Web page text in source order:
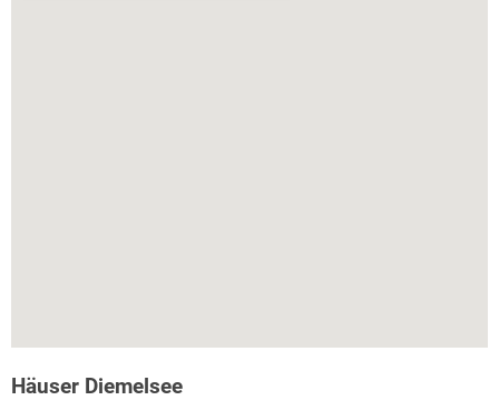
Häuser Diemelsee